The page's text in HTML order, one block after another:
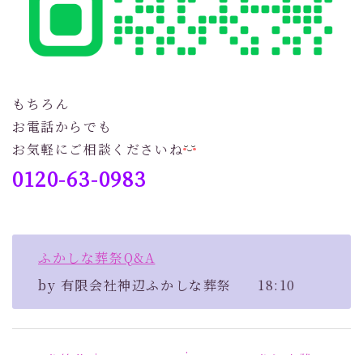
もちろん
お電話からでも
お気軽にご相談くださいね
0120-63-0983
ふかしな葬祭Q&A
by 有限会社神辺ふかしな葬祭 18:10